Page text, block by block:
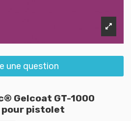
une question
Gelcoat GT-1000
pour pistolet